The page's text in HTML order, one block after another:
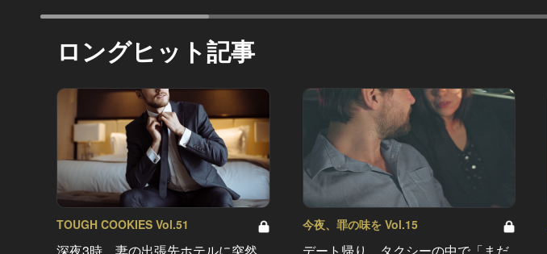
ロングヒット記事
TOUGH COOKIES Vol.51
深夜3時、妻の出張先ホテルに突然
今夜、罪の味を Vol.15
デート帰り、タクシーの中で「まだ